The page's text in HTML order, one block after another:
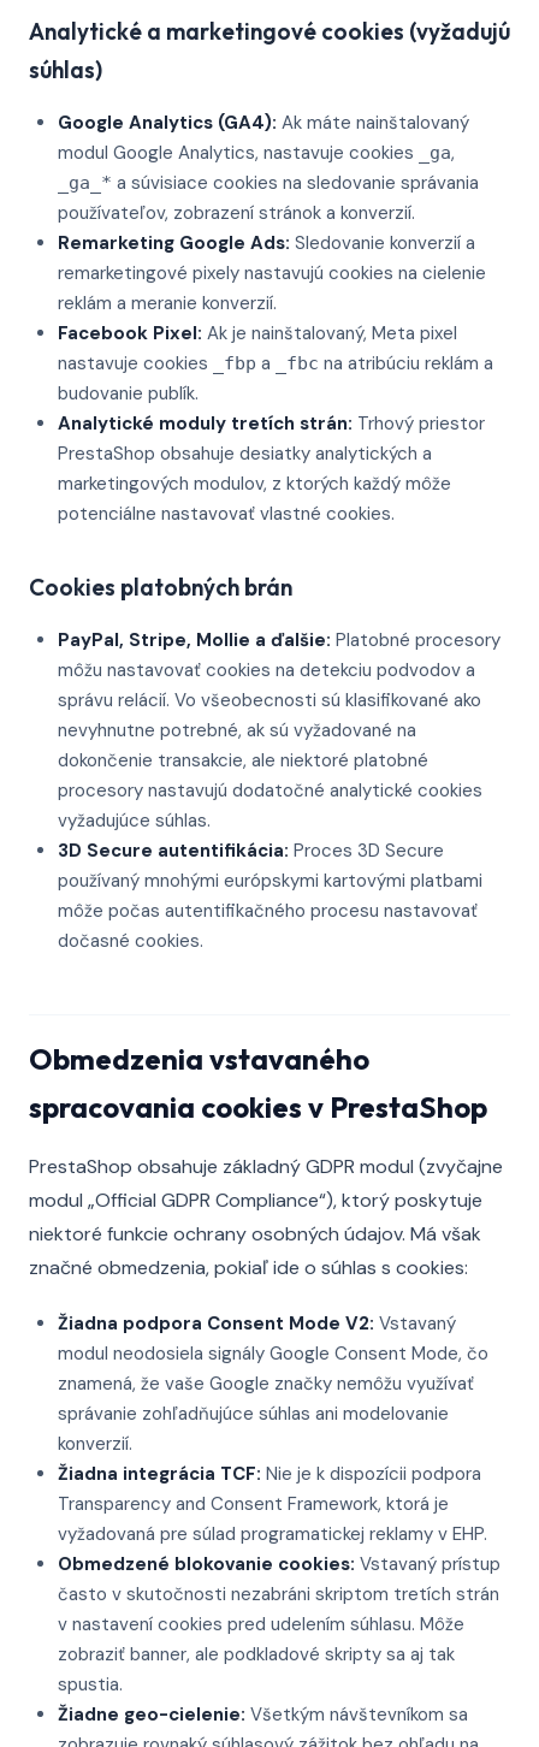
Analytické a marketingové cookies (vyžadujú
súhlas)
Google Analytics (GA4): Ak máte nainštalovaný
modul Google Analytics, nastavuje cookies
_ga,
_ga_* a súvisiace cookies na sledovanie správania
používateľov, zobrazení stránok a konverzií.
Remarketing Google Ads: Sledovanie konverzií a
remarketingové pixely nastavujú cookies na cielenie
reklám a meranie konverzií.
Facebook Pixel: Ak je nainštalovaný, Meta pixel
nastavuje cookies
_fbp a _fbc na atribúciu reklám a
budovanie publík.
Analytické moduly tretích strán: Trhový priestor
PrestaShop obsahuje desiatky analytických a
marketingových modulov, z ktorých každý môže
potenciálne nastavovať vlastné cookies.
Cookies platobných brán
PayPal, Stripe, Mollie a ďalšie: Platobné procesory
môžu nastavovať cookies na detekciu podvodov a
správu relácií. Vo všeobecnosti sú klasifikované ako
nevyhnutne potrebné, ak sú vyžadované na
dokončenie transakcie, ale niektoré platobné
procesory nastavujú dodatočné analytické cookies
vyžadujúce súhlas.
3D Secure autentifikácia: Proces 3D Secure
používaný mnohými európskymi kartovými platbami
môže počas autentifikačného procesu nastavovať
dočasné cookies.
Obmedzenia vstavaného
spracovania cookies v PrestaShop
PrestaShop obsahuje základný GDPR modul (zvyčajne
modul „Official GDPR Compliance“), ktorý poskytuje
niektoré funkcie ochrany osobných údajov. Má však
značné obmedzenia, pokiaľ ide o súhlas s cookies:
Žiadna podpora Consent Mode V2: Vstavaný
modul neodosiela signály Google Consent Mode, čo
znamená, že vaše Google značky nemôžu využívať
správanie zohľadňujúce súhlas ani modelovanie
konverzií.
Žiadna integrácia TCF: Nie je k dispozícii podpora
Transparency and Consent Framework, ktorá je
vyžadovaná pre súlad programatickej reklamy v EHP.
Obmedzené blokovanie cookies: Vstavaný prístup
často v skutočnosti nezabráni skriptom tretích strán
v nastavení cookies pred udelením súhlasu. Môže
zobraziť banner, ale podkladové skripty sa aj tak
spustia.
Žiadne geo-cielenie: Všetkým návštevníkom sa